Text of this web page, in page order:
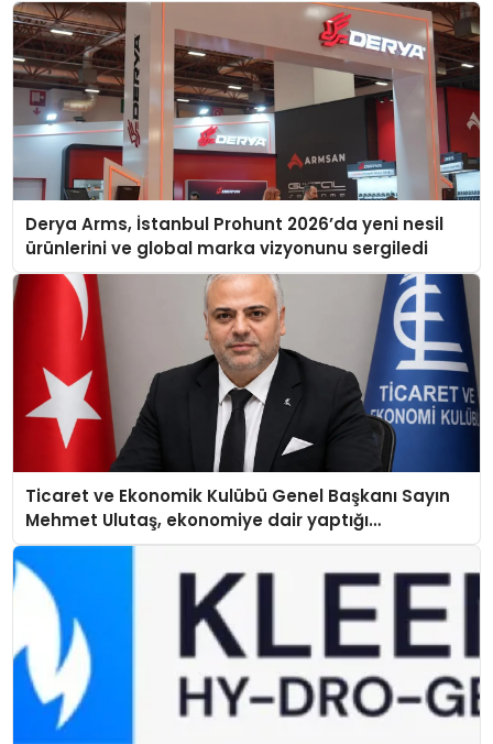
Derya Arms, İstanbul Prohunt 2026’da yeni nesil
ürünlerini ve global marka vizyonunu sergiledi
Ticaret ve Ekonomik Kulübü Genel Başkanı Sayın
Mehmet Ulutaş, ekonomiye dair yaptığı
açıklamada şunları kaydetti: